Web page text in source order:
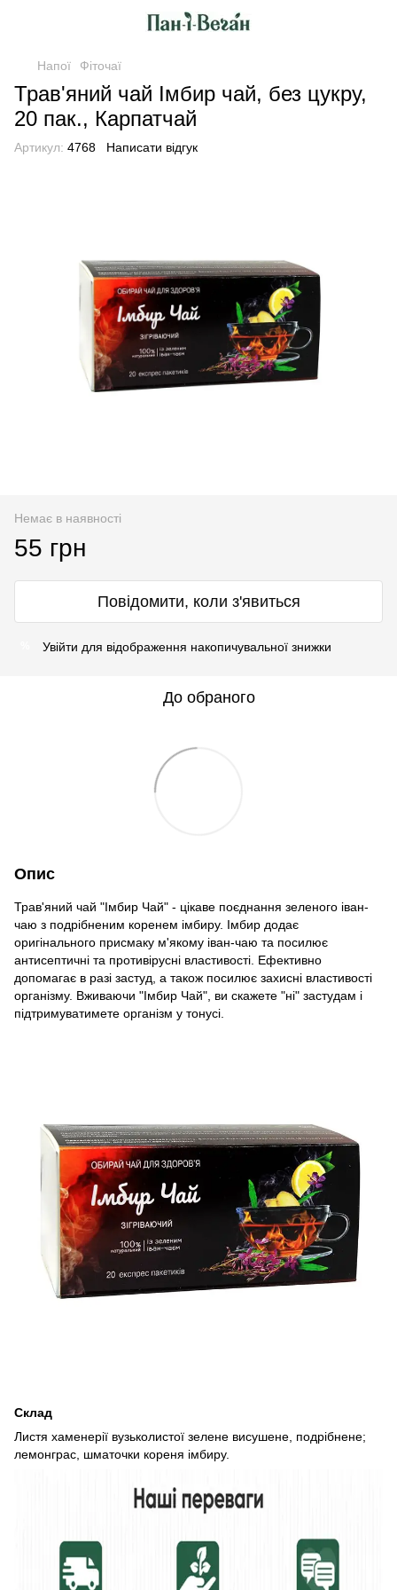
Напої Фіточаї
Трав'яний чай Імбир чай, без цукру,
20 пак., Карпатчай
Артикул: 4768 Написати відгук
Немає в наявності
55 грн
Повідомити, коли з'явиться
Увійти для відображення накопичувальної знижки
До обраного
Опис
Трав'яний чай "Імбир Чай" - цікаве поєднання зеленого іван-
чаю з подрібненим коренем імбиру. Імбир додає
оригінального присмаку м'якому іван-чаю та посилює
антисептичні та противірусні властивості. Ефективно
допомагає в разі застуд, а також посилює захисні властивості
організму. Вживаючи "Імбир Чай", ви скажете "ні" застудам і
підтримуватимете організм у тонусі.
Склад
Листя хаменерії вузьколистої зелене висушене, подрібнене;
лемонграс, шматочки кореня імбиру.